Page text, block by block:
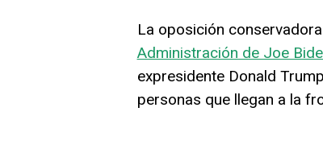
La oposición
Administración de Joe
expresidente Donald
personas que llegan a la